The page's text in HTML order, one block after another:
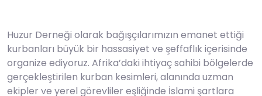
Huzur Derneği olarak bağışçılarımızın emanet ettiği
kurbanları büyük bir hassasiyet ve şeffaflık içerisinde
organize ediyoruz. Afrika’daki ihtiyaç sahibi bölgelerde
gerçekleştirilen kurban kesimleri, alanında uzman
ekipler ve yerel görevliler eşliğinde İslami şartlara